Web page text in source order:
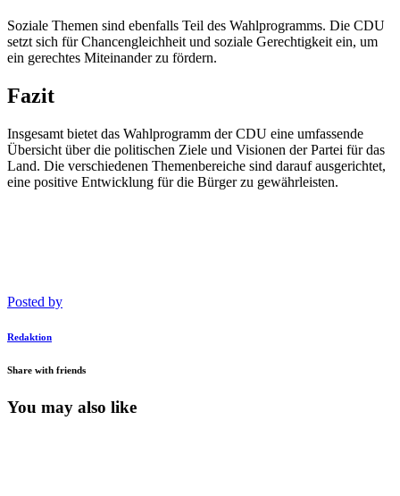
Soziale Themen sind ebenfalls Teil des Wahlprogramms. Die CDU
setzt sich für Chancengleichheit und soziale Gerechtigkeit ein, um
ein gerechtes Miteinander zu fördern.
Fazit
Insgesamt bietet das Wahlprogramm der CDU eine umfassende
Übersicht über die politischen Ziele und Visionen der Partei für das
Land. Die verschiedenen Themenbereiche sind darauf ausgerichtet,
eine positive Entwicklung für die Bürger zu gewährleisten.
Posted by
Redaktion
Share with friends
You may also like